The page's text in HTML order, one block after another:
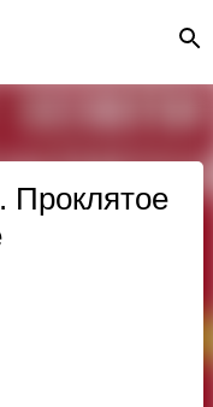
Проклятое